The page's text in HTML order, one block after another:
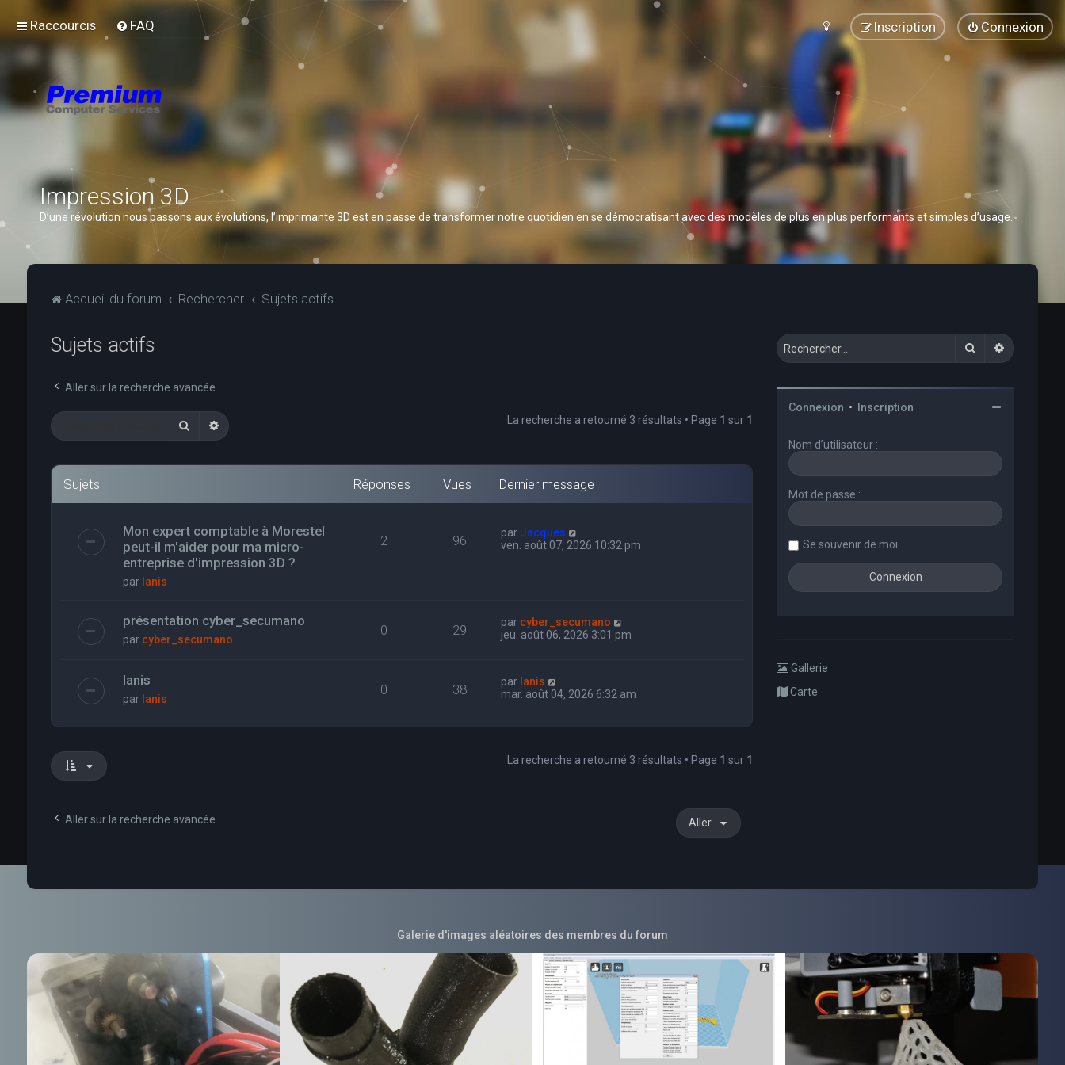
Raccourcis FAQ Connexion
Inscription
Impression 3D
D’une révolution nous passons aux évolutions, l’imprimante 3D est en passe de transformer notre quotidien en se démocratisant avec des modèles de plus en plus performants et simples d’usage.
Accueil du forum Rechercher Sujets actifs
Sujets actifs
Aller sur la recherche avancée
RechercherRecherche avancée La recherche a retourné 3 résultats • Page 1 sur 1
Sujets Réponses Vues Dernier message
Mon expert comptable à Morestel
peut-il m'aider pour ma micro-
entreprise d'impression 3D ?
par Ianis
2 96 par Jacques
ven. août 07, 2026 10:32 pm
présentation cyber_secumano
par cyber_secumano
0 29 par cyber_secumano
jeu. août 06, 2026 3:01 pm
Ianis
par Ianis
0 38 par Ianis
mar. août 04, 2026 6:32 am
La recherche a retourné 3 résultats • Page 1 sur 1
Aller sur la recherche avancée Aller
Rechercher
Connexion • Inscription
Nom d’utilisateur :
Mot de passe :
Se souvenir de moi
Gallerie
Carte
Galerie d'images aléatoires des membres du forum